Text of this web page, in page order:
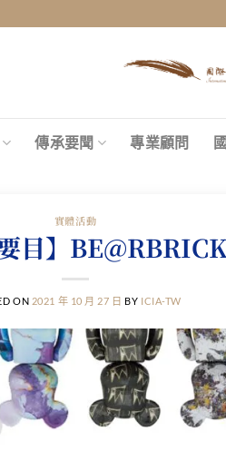
傳承要聞 專業顧問
實體活動
目】
ON 2021 年 10 月 27 日 BY ICIA-TW